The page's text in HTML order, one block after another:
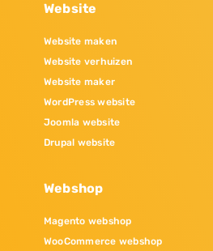
Website
Website maken
Website verhuizen
Website maker
WordPress website
Joomla website
Drupal website
Webshop
Magento webshop
WooCommerce webshop